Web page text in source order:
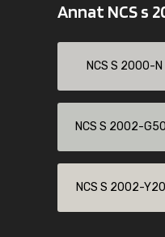
Annat NCS s
NCS S 2000-N
NCS S 2002-
NCS S 2002-